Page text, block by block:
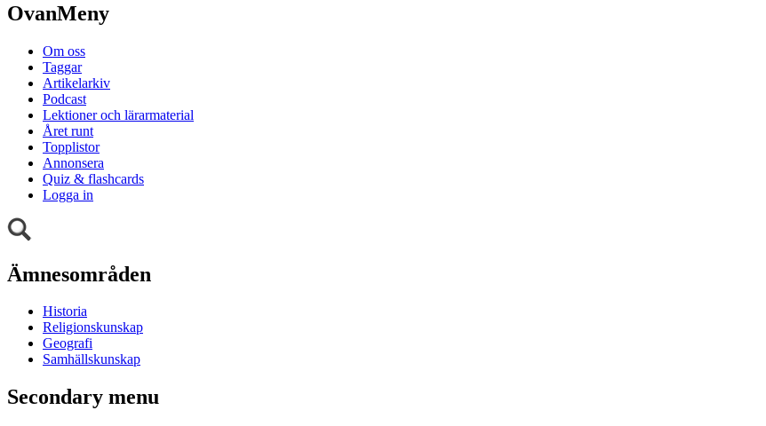
OvanMeny
Om oss
Taggar
Artikelarkiv
Podcast
Lektioner och lärarmaterial
Året runt
Topplistor
Annonsera
Quiz & flashcards
Logga in
Ämnesområden
Historia
Religionskunskap
Geografi
Samhällskunskap
Secondary menu